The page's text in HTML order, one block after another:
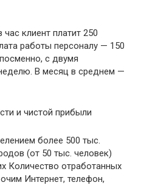
клиент платит 250
работы персоналу — 150
с двумя
В месяц в среднем —
и чистой прибыли
более 500 тыс.
(от 50 тыс. человек)
Количество отработанных
Интернет, телефон,